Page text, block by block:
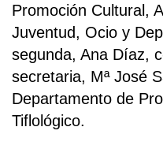
Promoción Cultural,
Juventud, Ocio y
segunda, Ana Díaz,
secretaria, Mª José
Departamento de
Tiflológico.